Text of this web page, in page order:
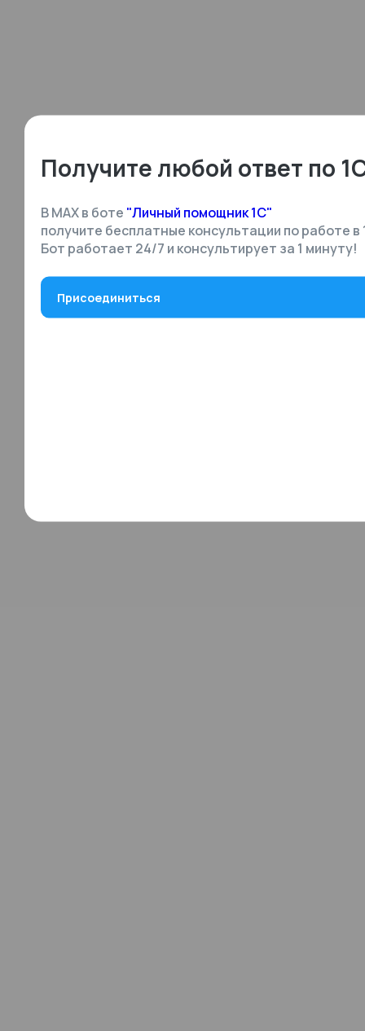
Получите любой ответ по
В MAX в боте "Личный помощник 1С"
получите бесплатные консультации по работе в
Бот работает 24/7 и консультирует за 1 минуту!
Присоединиться